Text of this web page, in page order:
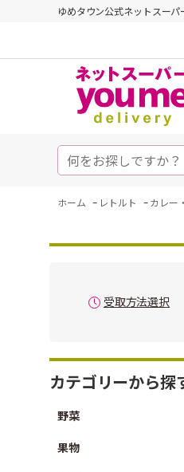
ゆめタウン公式ネットスー
ホーム - レトルト - カレー
受取方法選択
カテゴリーから探
野菜
果物